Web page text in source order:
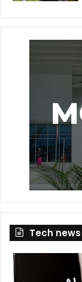
Tech news